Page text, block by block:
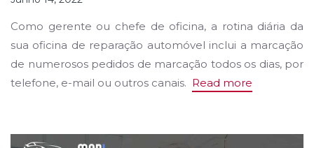
Como gerente ou chefe de oficina, a rotina diária da
sua oficina de reparação automóvel inclui a marcação
de numerosos pedidos de marcação todos os dias, por
telefone, e-mail ou outros canais. Read more